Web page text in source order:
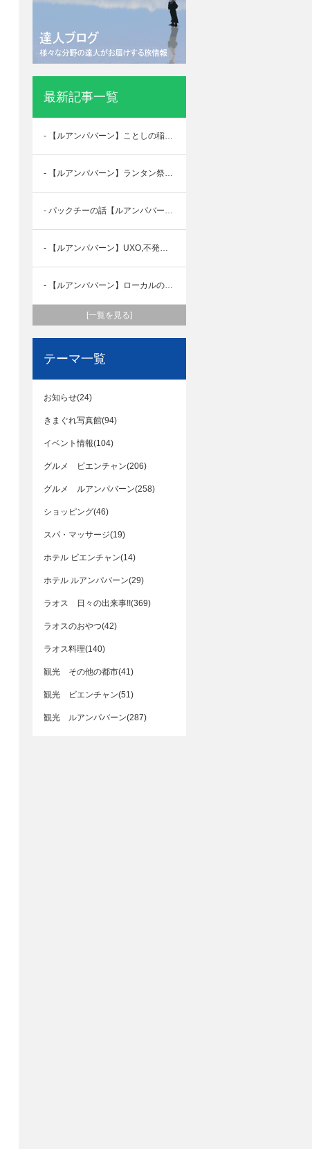
最新記事一覧
- 【ルアンパバーン】ことしの稲刈り
- 【ルアンパバーン】ランタン祭り開催しました
- パックチーの話【ルアンパバーン】
- 【ルアンパバーン】UXO,不発弾処理センター
- 【ルアンパバーン】ローカルの南バス停の案内です。
[一覧を見る]
テーマ一覧
お知らせ(24)
きまぐれ写真館(94)
イベント情報(104)
グルメ ビエンチャン(206)
グルメ ルアンパバーン(258)
ショッピング(46)
スパ・マッサージ(19)
ホテル ビエンチャン(14)
ホテル ルアンパバーン(29)
ラオス 日々の出来事!!(369)
ラオスのおやつ(42)
ラオス料理(140)
観光 その他の都市(41)
観光 ビエンチャン(51)
観光 ルアンパバーン(287)